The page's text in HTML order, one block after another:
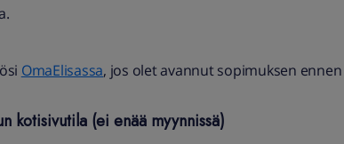
OmaElisassa, jos olet avannut sopimuksen ennen
kotisivutila (ei enää myynnissä)